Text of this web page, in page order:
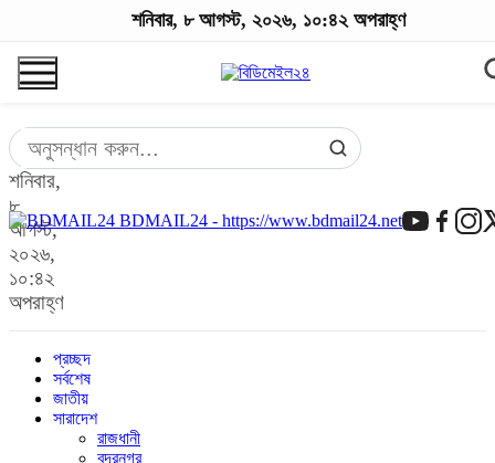
শনিবার,
৮
আগস্ট,
২০২৬,
১০:৪২
অপরাহ্ণ
BDMAIL24 - https://www.bdmail24.net
প্রচ্ছদ
সর্বশেষ
জাতীয়
সারাদেশ
রাজধানী
বন্দরনগর
শনিবার, ৮ আগস্ট, ২০২৬, ১০:৪২ অপরাহ্ণ